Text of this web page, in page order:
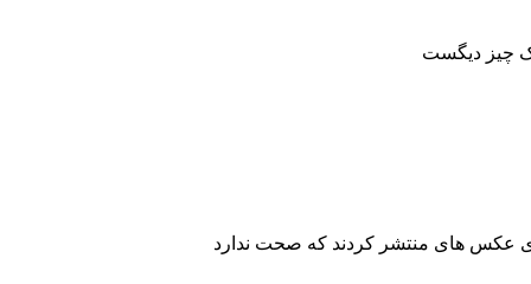
چیز دیگست
عکس های منتشر کردند که صحت ندارد